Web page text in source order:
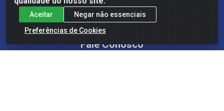
Aceitar
Negar não essenciais
Preferências de Cookies
PERFUMARIA
Fale Conosco